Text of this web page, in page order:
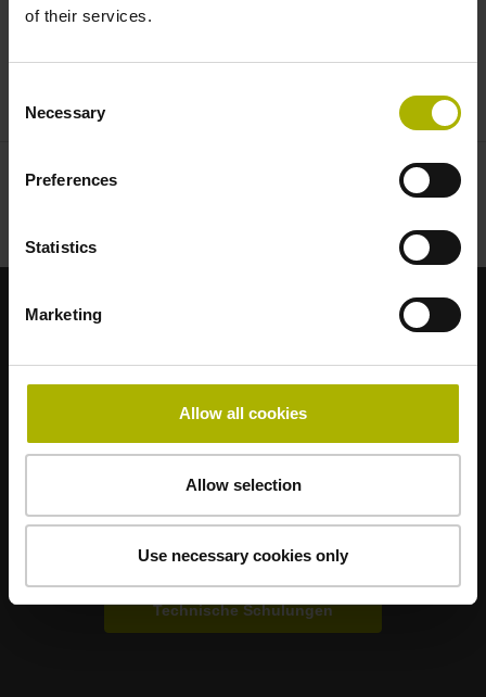
of their services.
Selection
Necessary
Preferences
Statistics
Marketing
Allow all cookies
Allow selection
Use necessary cookies only
Anwenderportale
TNC Club
Technische Schulungen